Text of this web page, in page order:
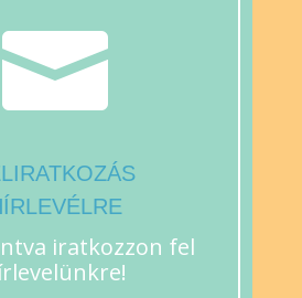

iratkozzon fel